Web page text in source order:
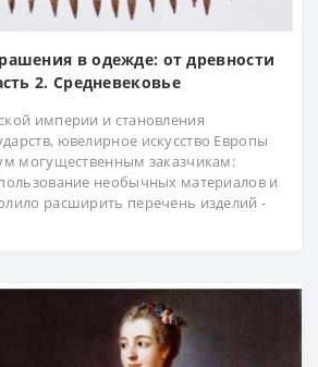
в одежде: от древности
2. Средневековье
империи и становления
ювелирное искусство Европы
могущественным заказчикам:
необычных материалов и
расширить перечень изделий -